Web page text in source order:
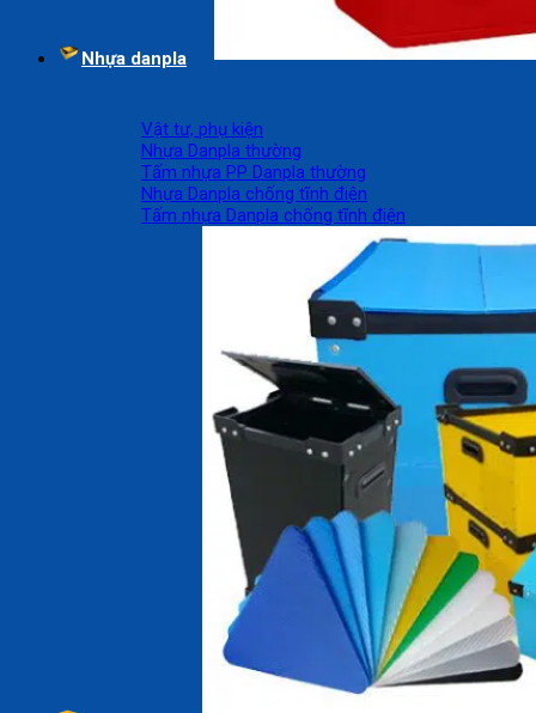
Nhựa danpla
Vật tư, phụ kiện
Nhựa Danpla thường
Tấm nhựa PP Danpla thường
Nhựa Danpla chống tĩnh điện
Tấm nhựa Danpla chống tĩnh điện